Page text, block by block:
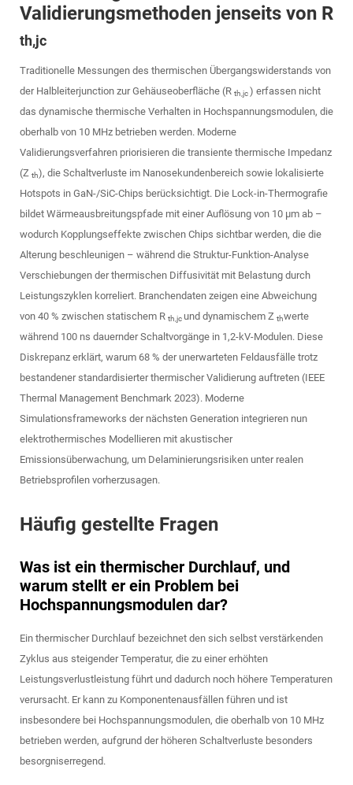
Validierungsmethoden jenseits von R
th,jc
Traditionelle Messungen des thermischen Übergangswiderstands von
der Halbleiterjunction zur Gehäuseoberfläche (R th,jc) erfassen nicht
das dynamische thermische Verhalten in Hochspannungsmodulen, die
oberhalb von 10 MHz betrieben werden. Moderne
Validierungsverfahren priorisieren die transiente thermische Impedanz
(Z th), die Schaltverluste im Nanosekundenbereich sowie lokalisierte
Hotspots in GaN-/SiC-Chips berücksichtigt. Die Lock-in-Thermografie
bildet Wärmeausbreitungspfade mit einer Auflösung von 10 µm ab –
wodurch Kopplungseffekte zwischen Chips sichtbar werden, die die
Alterung beschleunigen – während die Struktur-Funktion-Analyse
Verschiebungen der thermischen Diffusivität mit Belastung durch
Leistungszyklen korreliert. Branchendaten zeigen eine Abweichung
von 40 % zwischen statischem R th,jc und dynamischem Z thwerte
während 100 ns dauernder Schaltvorgänge in 1,2-kV-Modulen. Diese
Diskrepanz erklärt, warum 68 % der unerwarteten Feldausfälle trotz
bestandener standardisierter thermischer Validierung auftreten (IEEE
Thermal Management Benchmark 2023). Moderne
Simulationsframeworks der nächsten Generation integrieren nun
elektrothermisches Modellieren mit akustischer
Emissionsüberwachung, um Delaminierungsrisiken unter realen
Betriebsprofilen vorherzusagen.
Häufig gestellte Fragen
Was ist ein thermischer Durchlauf, und
warum stellt er ein Problem bei
Hochspannungsmodulen dar?
Ein thermischer Durchlauf bezeichnet den sich selbst verstärkenden
Zyklus aus steigender Temperatur, die zu einer erhöhten
Leistungsverlustleistung führt und dadurch noch höhere Temperaturen
verursacht. Er kann zu Komponentenausfällen führen und ist
insbesondere bei Hochspannungsmodulen, die oberhalb von 10 MHz
betrieben werden, aufgrund der höheren Schaltverluste besonders
besorgniserregend.